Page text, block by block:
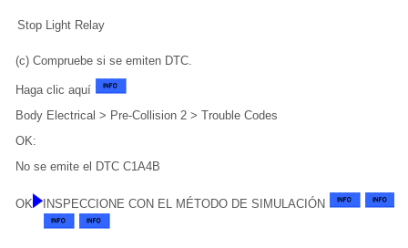
Stop Light Relay
(c) Compruebe si se emiten DTC.
Haga clic aquí
Body Electrical > Pre-Collision 2 > Trouble Codes
OK:
No se emite el DTC C1A4B
OK INSPECCIONE CON EL MÉTODO DE SIMULACIÓN